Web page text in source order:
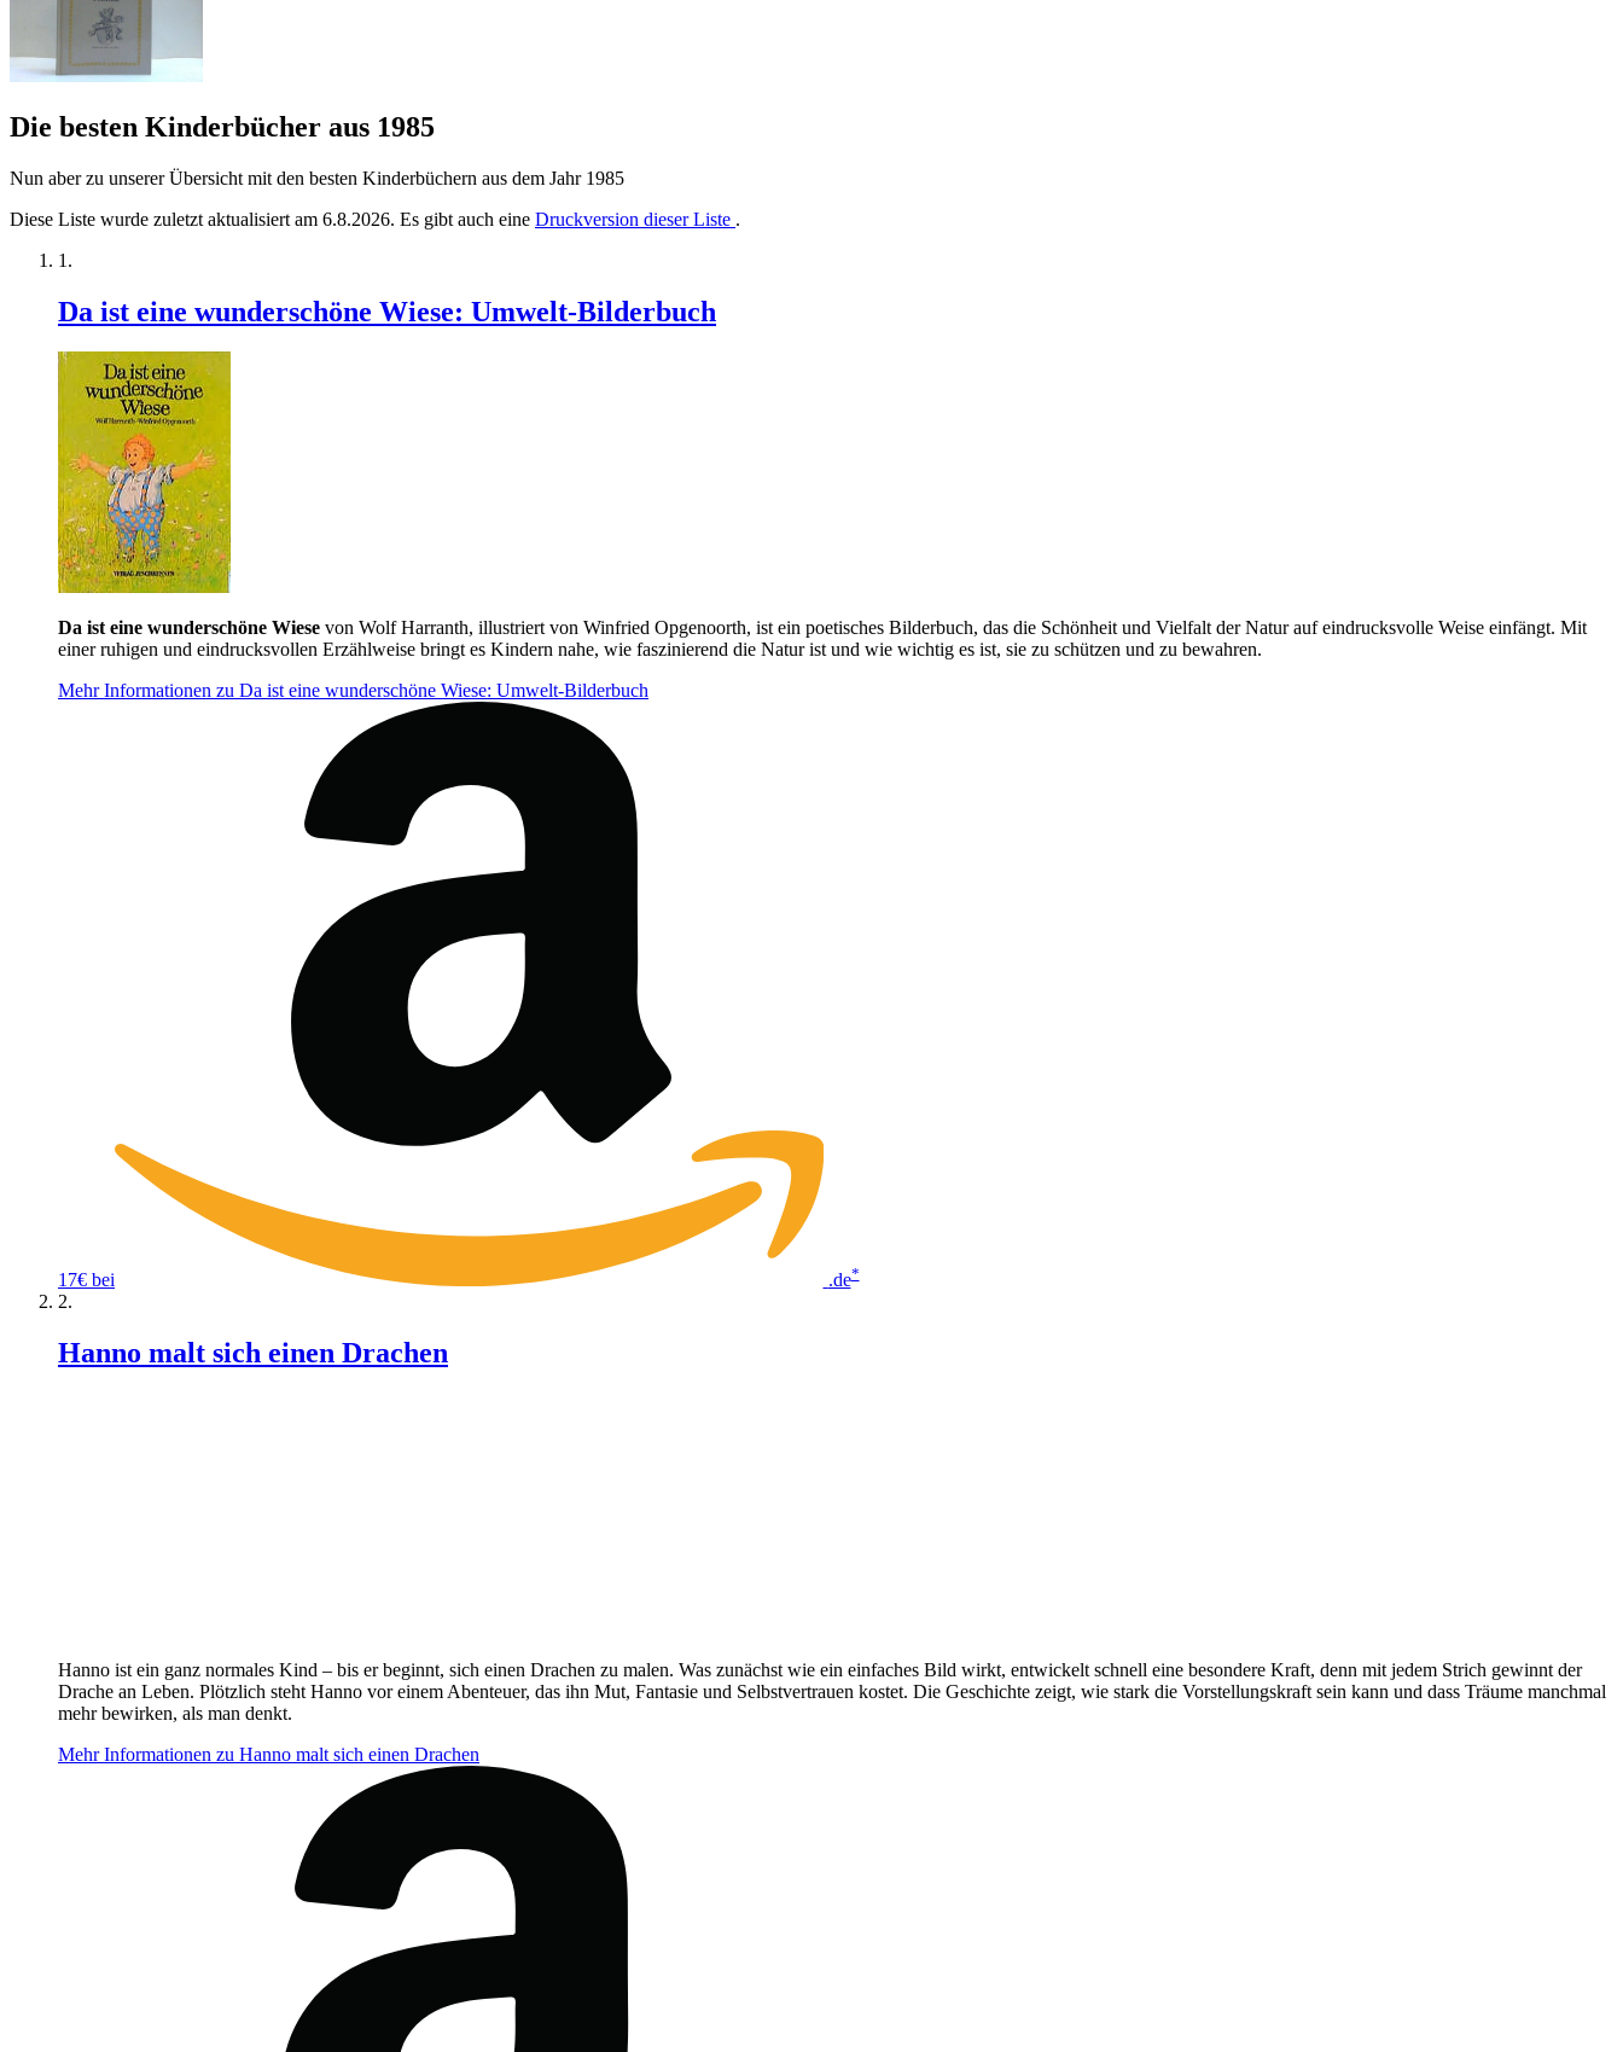
Die besten Kinderbücher aus 1985
Nun aber zu unserer Übersicht mit den besten Kinderbüchern aus dem Jahr 1985
Diese Liste wurde zuletzt aktualisiert am 6.8.2026. Es gibt auch eine Druckversion dieser Liste .
Da ist eine wunderschöne Wiese: Umwelt-Bilderbuch
Da ist eine wunderschöne Wiese von Wolf Harranth, illustriert von Winfried Opgenoorth, ist ein poetisches Bilderbuch, das die Schönheit und Vielfalt der Natur auf eindrucksvolle Weise einfängt. Mit
einer ruhigen und eindrucksvollen Erzählweise bringt es Kindern nahe, wie faszinierend die Natur ist und wie wichtig es ist, sie zu schützen und zu bewahren.
Mehr Informationen zu Da ist eine wunderschöne Wiese: Umwelt-Bilderbuch
17€ bei .de*
Hanno malt sich einen Drachen
Hanno ist ein ganz normales Kind – bis er beginnt, sich einen Drachen zu malen. Was zunächst wie ein einfaches Bild wirkt, entwickelt schnell eine besondere Kraft, denn mit jedem Strich gewinnt der
Drache an Leben. Plötzlich steht Hanno vor einem Abenteuer, das ihn Mut, Fantasie und Selbstvertrauen kostet. Die Geschichte zeigt, wie stark die Vorstellungskraft sein kann und dass Träume manchmal
mehr bewirken, als man denkt.
Mehr Informationen zu Hanno malt sich einen Drachen